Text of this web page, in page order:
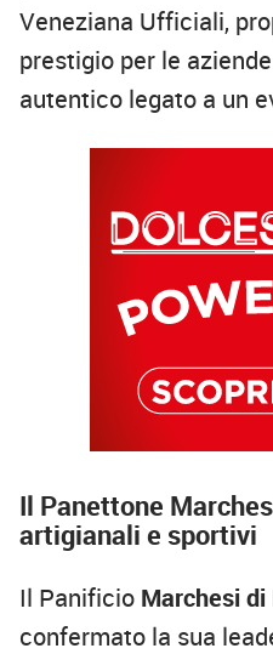
Veneziana Ufficiali,
prestigio per le
autentico legato a un
Il Panettone
artigianali e sportivi
Il Panificio Marchesi
confermato la sua